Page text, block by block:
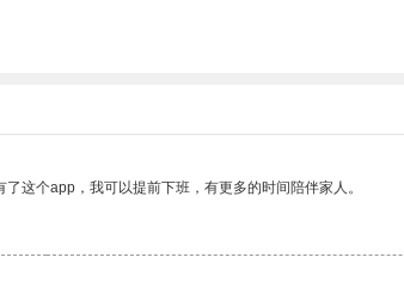
这个app，我可以提前下班，有更多的时间陪伴家人。